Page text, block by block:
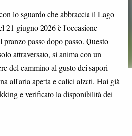
lo sguardo che abbraccia il Lago
21 giugno 2026 è l'occasione
pranzo passo dopo passo. Questo
attraversato, si anima con un
del cammino al gusto dei sapori
all'aria aperta e calici alzati. Hai già
e verificato la disponibilità dei